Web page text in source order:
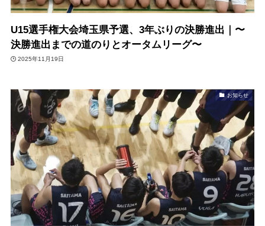
U15選手権大会埼玉県予選、3年ぶりの決勝進出｜〜
決勝進出までの道のりとオータムリーグ〜
2025年11月19日
お知らせ